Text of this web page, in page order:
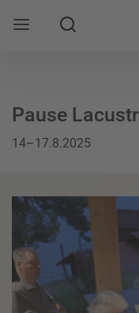
Rechercher
Pause
14–17.8.2025